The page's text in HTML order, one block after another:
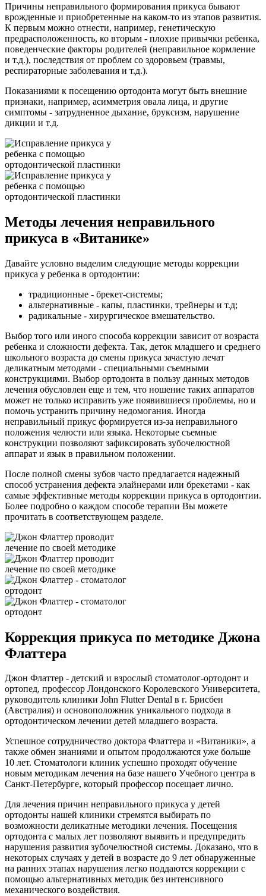
Причины неправильного формирования прикуса бывают
врожденные и приобретенные на каком-то из этапов развития.
К первым можно отнести, например, генетическую
предрасположенность, ко вторым - плохие привычки ребенка,
поведенческие факторы родителей (неправильное кормление
и т.д.), последствия от проблем со здоровьем (травмы,
респираторные заболевания и т.д.).
Показаниями к посещению ортодонта могут быть внешние
признаки, например, асимметрия овала лица, и другие
симптомы - затрудненное дыхание, бруксизм, нарушение
дикции и т.д.
Методы лечения неправильного
прикуса в «Витанике»
Давайте условно выделим следующие методы коррекции
прикуса у ребенка в ортодонтии:
традиционные - брекет-системы;
альтернативные - капы, пластинки, трейнеры и т.д;
радикальные - хирургическое вмешательство.
Выбор того или иного способа коррекции зависит от возраста
ребенка и сложности дефекта. Так, деток младшего и среднего
школьного возраста до смены прикуса зачастую лечат
деликатным методами - специальными съемными
конструкциями. Выбор ортодонта в пользу данных методов
лечения обусловлен еще и тем, что ношение таких аппаратов
может не только исправить уже появившиеся проблемы, но и
помочь устранить причину недомогания. Иногда
неправильный прикус формируется из-за неправильного
положения челюсти или языка. Некоторые съемные
конструкции позволяют зафиксировать зубочелюстной
аппарат и язык в правильном положении.
После полной смены зубов часто предлагается надежный
способ устранения дефекта элайнерами или брекетами - как
самые эффективные методы коррекции прикуса в ортодонтии.
Более подробно о каждом способе терапии Вы можете
прочитать в соответствующем разделе.
Коррекция прикуса по методике Джона
Флаттера
Джон Флаттер - детский и взрослый стоматолог-ортодонт и
ортопед, профессор Лондонского Королевского Университета,
руководитель клиники John Flutter Dental в г. Брисбен
(Австралия) и основоположник уникального подхода в
ортодонтическом лечении детей младшего возраста.
Успешное сотрудничество доктора Флаттера и «Витаники», а
также обмен знаниями и опытом продолжаются уже больше
10 лет. Стоматологи клиник успешно проходят обучение
новым методикам лечения на базе нашего Учебного центра в
Санкт-Петербурге, который профессор посещает лично.
Для лечения причин неправильного прикуса у детей
ортодонты нашей клиники стремятся выбирать по
возможности деликатные методики лечения. Посещения
ортодонта с малых лет позволяют выявить и предупредить
нарушения развития зубочелюстной системы. Доказано, что в
некоторых случаях у детей в возрасте до 9 лет обнаруженные
на ранних этапах нарушения легко поддаются коррекции с
помощью альтернативных методик без интенсивного
механического воздействия.